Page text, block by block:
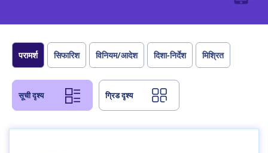
परामर्श सिफारिश विनियम/आदेश दिशा-निर्देश मिश्रित
सूची दृश्य ग्रिड दृश्य